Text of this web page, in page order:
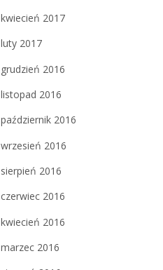
kwiecień 2017
luty 2017
grudzień 2016
listopad 2016
październik 2016
wrzesień 2016
sierpień 2016
czerwiec 2016
kwiecień 2016
marzec 2016